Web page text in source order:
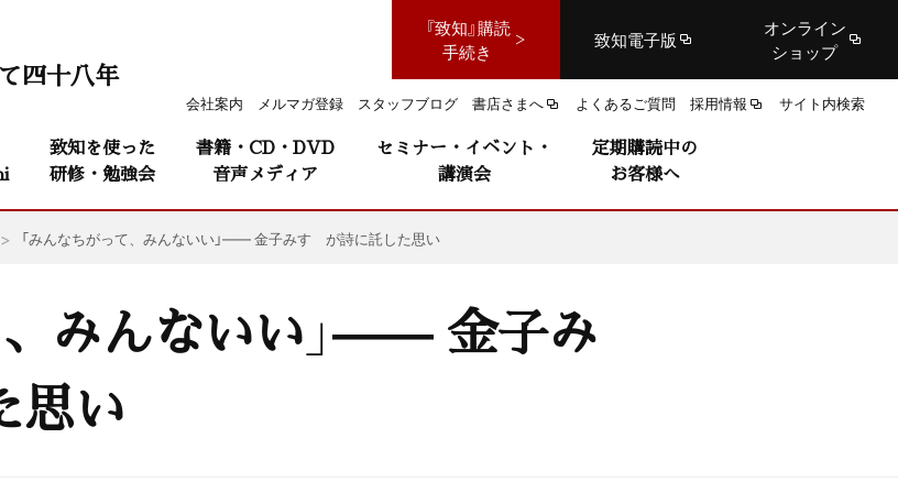
『致知』購読
手続き
致知電子版
オンライン
ショップ
会社案内 メルマガ登録 スタッフブログ 書店さまへ よくあるご質問 採用情報 サイト内検索
四十八年
致知を使った
研修・勉強会
書籍・CD・DVD
音声メディア
セミナー・イベント・
講演会
定期購読中の
お客様へ
「みんなちがって、みんないい」—— 金子みすゞが詩に託した思い
、みんないい」—— 金子み
思い